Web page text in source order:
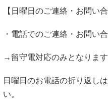
【日曜日のご連絡・お問い
・電話でのご連絡・お問い
→留守電対応のみとなります
日曜日のお電話の折り返し
い。